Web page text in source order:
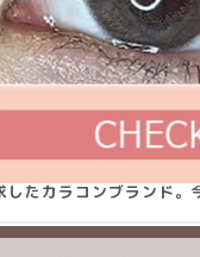
たカラコンブランド。